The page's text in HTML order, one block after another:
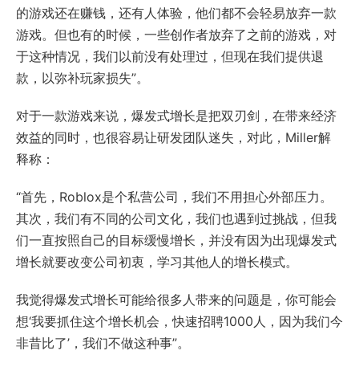
的游戏还在赚钱，还有人体验，他们都不会轻易放弃一款
游戏。但也有的时候，一些创作者放弃了之前的游戏，对
于这种情况，我们以前没有处理过，但现在我们提供退
款，以弥补玩家损失”。
对于一款游戏来说，爆发式增长是把双刃剑，在带来经济
效益的同时，也很容易让研发团队迷失，对此，Miller解
释称：
“首先，Roblox是个私营公司，我们不用担心外部压力。
其次，我们有不同的公司文化，我们也遇到过挑战，但我
们一直按照自己的目标缓慢增长，并没有因为出现爆发式
增长就要改变公司初衷，学习其他人的增长模式。
我觉得爆发式增长可能给很多人带来的问题是，你可能会
想‘我要抓住这个增长机会，快速招聘1000人，因为我们今
非昔比了’，我们不做这种事”。